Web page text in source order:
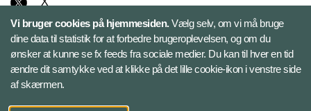
Instagram
Bluesky
LinkedIn
Vi bruger cookies på hjemmesiden.Vælg selv, om vi må bruge
dine data til statistik for at forbedre brugeroplevelsen, og om du
ønsker at kunne se fx feeds fra sociale medier. Du kan til hver en tid
ændre dit samtykke ved at klikke på det lille cookie-ikon i venstre side
af skærmen.